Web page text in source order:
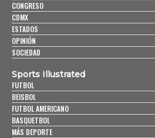
CONGRESO
CDMX
ESTADOS
OPINIÓN
SOCIEDAD
Sports Illustrated
FUTBOL
BEISBOL
FUTBOL AMERICANO
BASQUETBOL
MÁS DEPORTE